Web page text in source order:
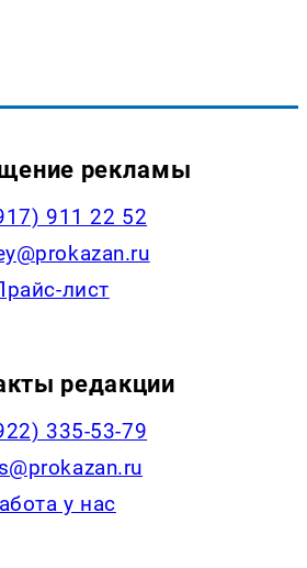
рекламы
911 22 52
лист
редакции
335-53-79
у нас